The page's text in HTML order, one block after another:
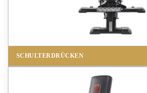
SCHULTERDRÜCKEN